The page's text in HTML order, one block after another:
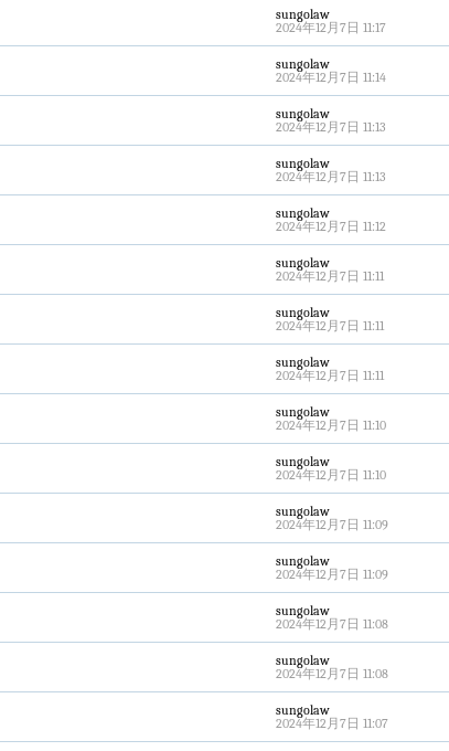
sungolaw
2024年12月7日 11:17
sungolaw
2024年12月7日 11:14
sungolaw
2024年12月7日 11:13
sungolaw
2024年12月7日 11:13
sungolaw
2024年12月7日 11:12
sungolaw
2024年12月7日 11:11
sungolaw
2024年12月7日 11:11
sungolaw
2024年12月7日 11:11
sungolaw
2024年12月7日 11:10
sungolaw
2024年12月7日 11:10
sungolaw
2024年12月7日 11:09
sungolaw
2024年12月7日 11:09
sungolaw
2024年12月7日 11:08
sungolaw
2024年12月7日 11:08
sungolaw
2024年12月7日 11:07